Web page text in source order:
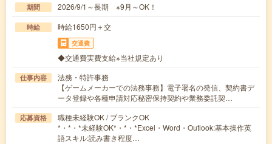
期間 2026/9/1～長期 ※9月～OK！
時給 時給1650円＋交
交通費
◆交通費実費支給※当社規定あり
仕事内容
法務・特許事務
【ゲームメーカーでの法務事務】電子署名の発信、契約書デ
ータ登録や各種申請対応秘密保持契約や業務委託契…
応募資格
職種未経験OK / ブランクOK
*・*・*未経験OK*・*・*Excel・Word・Outlook:基本操作英
語スキル:読み書き程度…